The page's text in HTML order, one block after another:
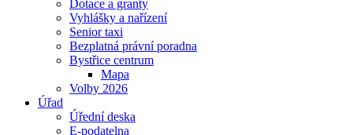
Dotace a granty
Vyhlášky a nařízení
Senior taxi
Bezplatná právní poradna
Bystřice centrum
Mapa
Volby 2026
Úřad
Úřední deska
E-podatelna